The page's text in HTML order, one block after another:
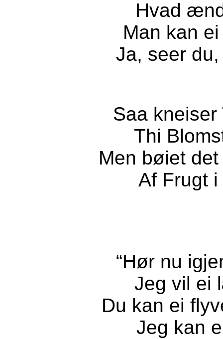
Hvad
Man kan
Ja, seer du,
Saa
Thi
Men bøiet
Af Frugt
“Hør nu
Jeg vil ei
Du kan ei
Jeg kan